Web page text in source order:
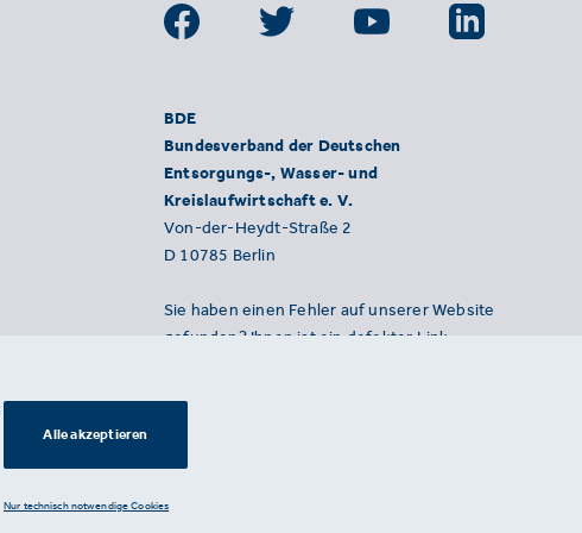
BDE
Bundesverband der Deutschen
Entsorgungs-, Wasser- und
Kreislaufwirtschaft e. V.
Von-der-Heydt-Straße 2
D 10785 Berlin
Sie haben einen Fehler auf unserer Website
gefunden? Ihnen ist ein defekter Link
Alle akzeptieren
Nur technisch notwendige Cookies